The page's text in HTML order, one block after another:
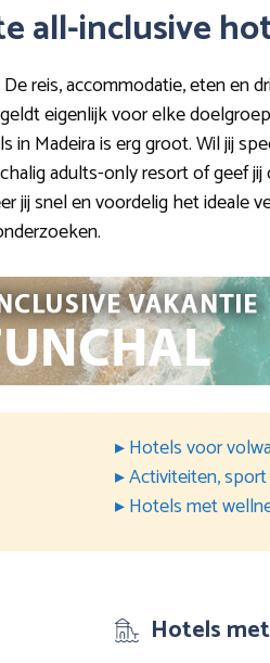
all-inclusive
reis, accommodatie, eten en
eigenlijk voor elke
Madeira is erg groot. Wil jij
adults-only resort of geef
jij snel en voordelig het ideale
▸ Hotels voor
▸ Activiteiten,
▸ Hotels met
Hotels